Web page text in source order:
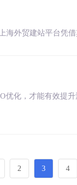
外贸建站平台凭
化，才能有效提
2 3 4